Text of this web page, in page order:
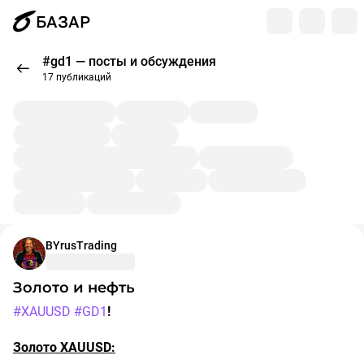
БАЗАР
#gd1 — посты и обсуждения
17 публикаций
BYrusTrading
Золото и нефть
#XAUUSD #GD1 !
Золото XAUUSD: